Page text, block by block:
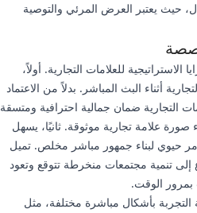
حيث يعتبر العرض المرئي والتوصية
للعلامات التجارية. أولاً،
أثناء البث المباشر. بدلاً من الاعتماد
التجارية ضمان جمالية احترافية ومتسقة
صورة علامة تجارية موثوقة. ثانيًا، يسهل
حيوي لبناء جمهور مباشر مخلص. تميل
إلى تنمية مجتمعات منخرطة تتوقع وتعود
بمرور الوقت.
التجربة بأشكال مباشرة مختلفة، مثل